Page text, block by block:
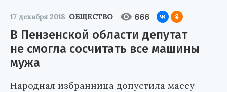
17 декабря 2018 ОБЩЕСТВО 666
В Пензенской области депутат
не смогла сосчитать все машины
мужа
Народная избранница допустила массу